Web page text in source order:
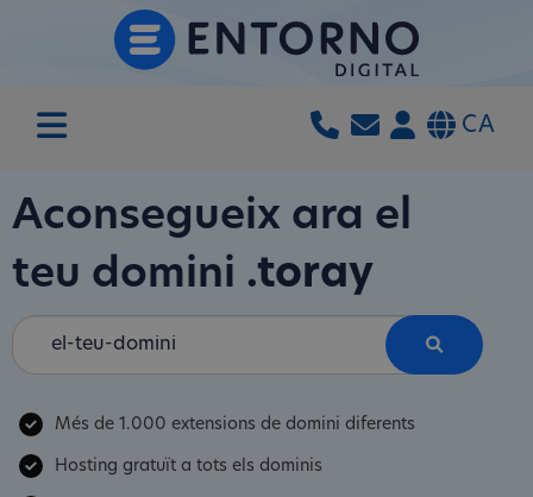
CA
Aconsegueix ara el
teu domini .toray
Més de 1.000 extensions de domini diferents
Hosting gratuït a tots els dominis